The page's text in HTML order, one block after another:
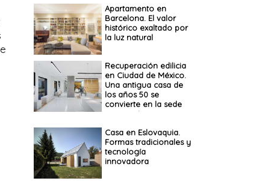
Apartamento en
Barcelona. El valor
histórico exaltado por
la luz natural
Recuperación edilicia
en Ciudad de México.
Una antigua casa de
los años 50 se
convierte en la sede
corporativa.
Casa en Eslovaquia.
Formas tradicionales y
tecnología
innovadora